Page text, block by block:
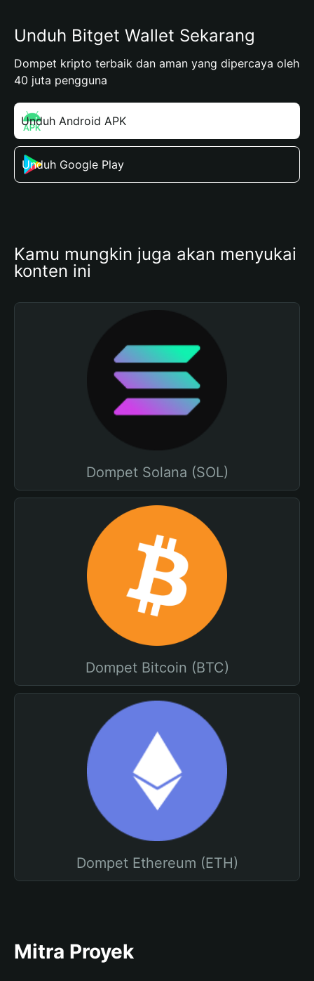
Unduh Bitget Wallet Sekarang
Dompet kripto terbaik dan aman yang dipercaya oleh
40 juta pengguna
Unduh Android APK
Unduh Google Play
Kamu mungkin juga akan menyukai
konten ini
Dompet Solana (SOL)
Dompet Bitcoin (BTC)
Dompet Ethereum (ETH)
Mitra Proyek